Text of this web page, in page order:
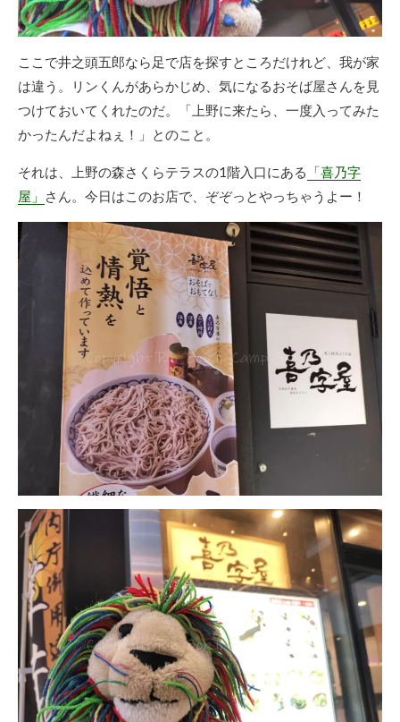
ここで井之頭五郎なら足で店を探すところだけれど、我が家
は違う。リンくんがあらかじめ、気になるおそば屋さんを見
つけておいてくれたのだ。「上野に来たら、一度入ってみた
かったんだよねぇ！」とのこと。
それは、上野の森さくらテラスの1階入口にある
「喜乃字
屋」
さん。今日はこのお店で、ぞぞっとやっちゃうよー！